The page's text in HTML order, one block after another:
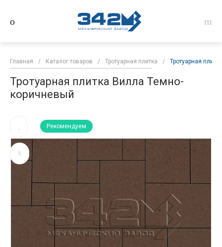
Главная / Каталог товаров / Тротуарная плитка / Тротуарная
Тротуарная плитка Вилла Темно-
коричневый
Рекомендуем